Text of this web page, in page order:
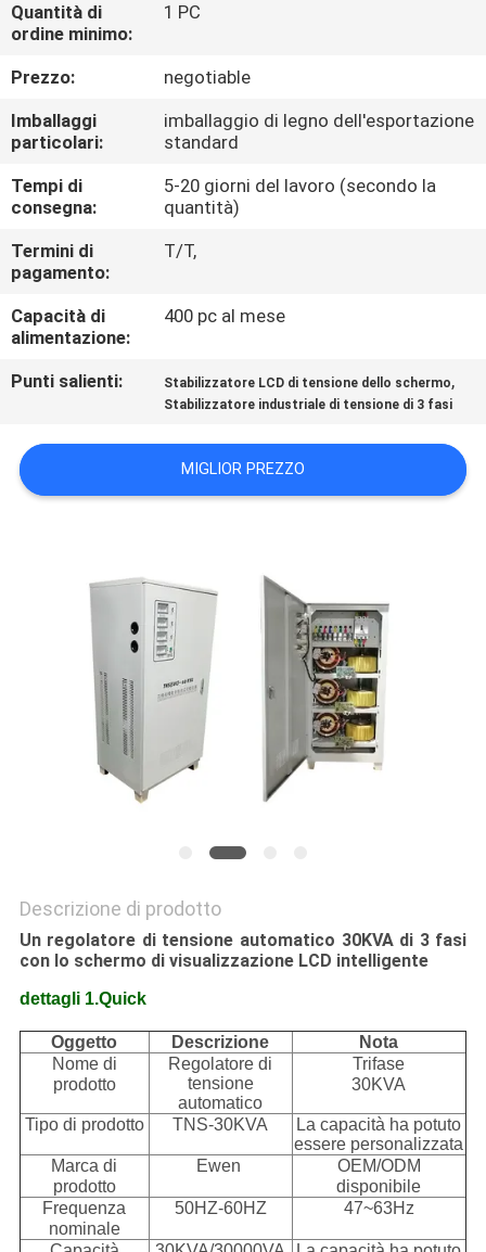
CONTROLLO
DELLA
QUALITÀ
CONTATTACI
CHIEDI
UN
PREVENTIVO
NOTIZIE
Quantità di
ordine minimo:
1 PC
Prezzo:
negotiable
Imballaggi
particolari:
imballaggio di legno dell'esportazione
standard
Tempi di
consegna:
5-20 giorni del lavoro (secondo la
quantità)
Termini di
pagamento:
T/T,
Capacità di
alimentazione:
400 pc al mese
Punti salienti: Stabilizzatore LCD di tensione dello schermo,
Stabilizzatore industriale di tensione di 3 fasi
MIGLIOR PREZZO
Descrizione di prodotto
Un regolatore di tensione automatico 30KVA di 3 fasi
con lo schermo di visualizzazione LCD intelligente
dettagli 1.Quick
Oggetto Descrizione
Nota
Nome di
prodotto
Regolatore di
tensione
automatico
Trifase
30KVA
Tipo di prodotto TNS-30KVA
La capacità ha potuto
essere personalizzata
Marca di
prodotto
Ewen
OEM/ODM
disponibile
Frequenza
nominale
50HZ-60HZ 47~63Hz